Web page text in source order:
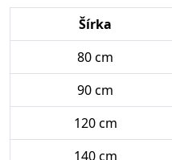
Šírka
80 cm
90 cm
120 cm
140 cm